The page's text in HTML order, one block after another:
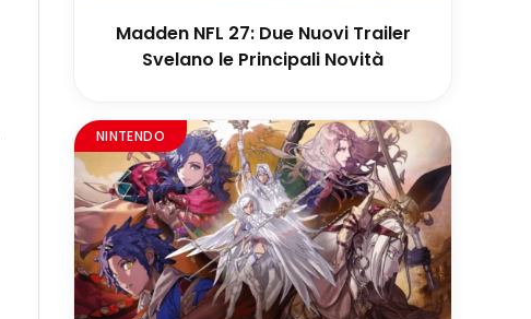
Madden NFL 27: Due Nuovi Trailer
Svelano le Principali Novità
NINTENDO